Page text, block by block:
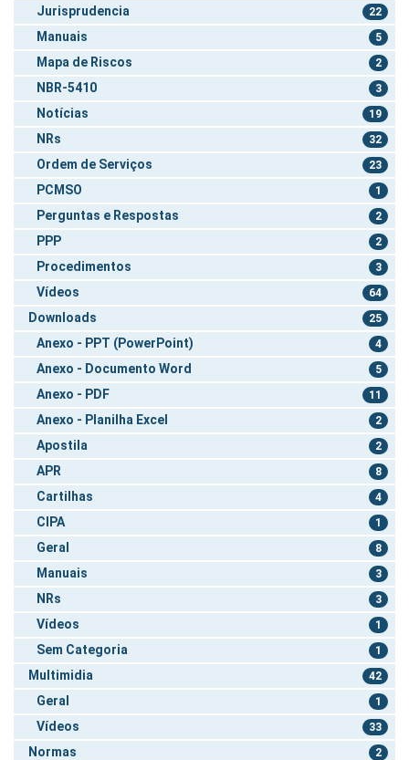
Jurisprudencia 22
Manuais 5
Mapa de Riscos 2
NBR-5410 3
Notícias 19
NRs 32
Ordem de Serviços 23
PCMSO 1
Perguntas e Respostas 2
PPP 2
Procedimentos 3
Vídeos 64
Downloads 25
Anexo - PPT (PowerPoint) 4
Anexo - Documento Word 5
Anexo - PDF 11
Anexo - Planilha Excel 2
Apostila 2
APR 8
Cartilhas 4
CIPA 1
Geral 8
Manuais 3
NRs 3
Vídeos 1
Sem Categoria 1
Multimidia 42
Geral 1
Vídeos 33
Normas 2